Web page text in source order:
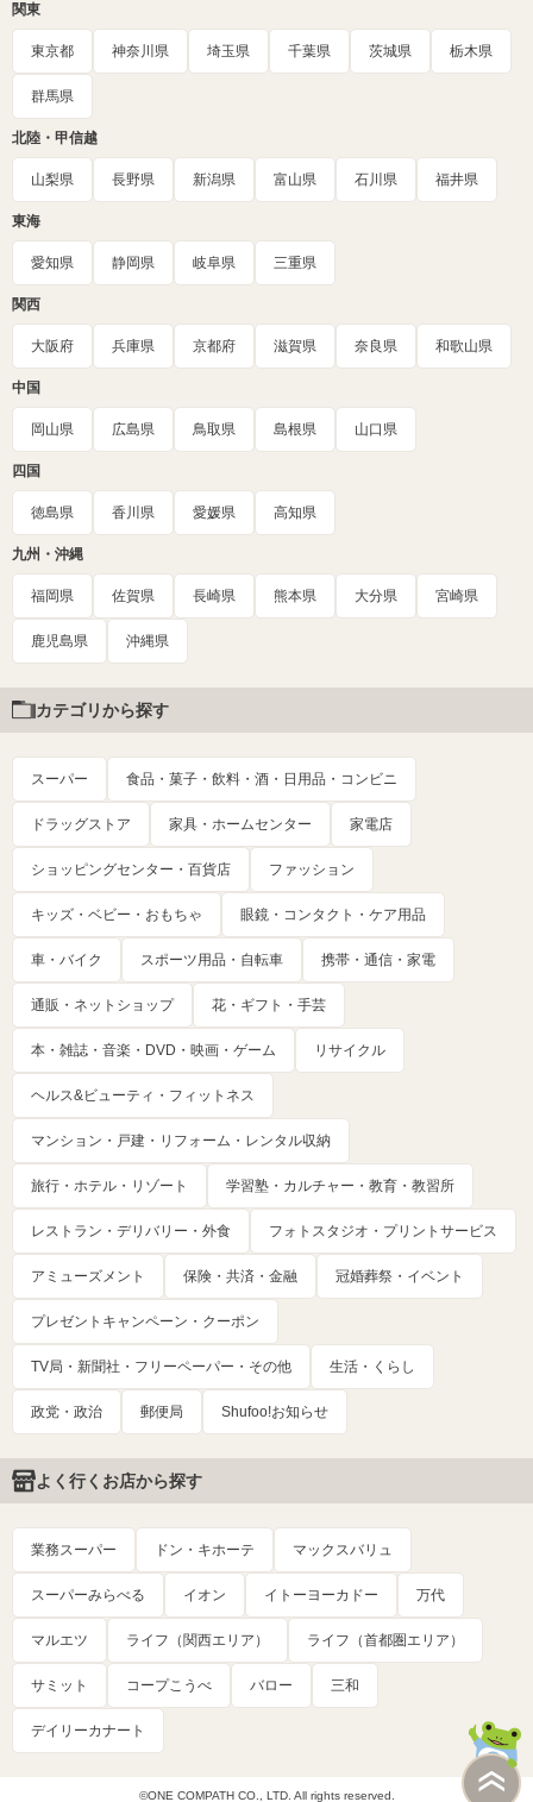
関東
東京都 神奈川県 埼玉県 千葉県 茨城県 栃木県
群馬県
北陸・甲信越
山梨県 長野県 新潟県 富山県 石川県 福井県
東海
愛知県 静岡県 岐阜県 三重県
関西
大阪府 兵庫県 京都府 滋賀県 奈良県 和歌山県
中国
岡山県 広島県 鳥取県 島根県 山口県
四国
徳島県 香川県 愛媛県 高知県
九州・沖縄
福岡県 佐賀県 長崎県 熊本県 大分県 宮崎県
鹿児島県 沖縄県
カテゴリから探す
スーパー 食品・菓子・飲料・酒・日用品・コンビニ
ドラッグストア 家具・ホームセンター 家電店
ショッピングセンター・百貨店 ファッション
キッズ・ベビー・おもちゃ 眼鏡・コンタクト・ケア用品
車・バイク スポーツ用品・自転車 携帯・通信・家電
通販・ネットショップ 花・ギフト・手芸
本・雑誌・音楽・DVD・映画・ゲーム リサイクル
ヘルス&ビューティ・フィットネス
マンション・戸建・リフォーム・レンタル収納
旅行・ホテル・リゾート 学習塾・カルチャー・教育・教習所
レストラン・デリバリー・外食 フォトスタジオ・プリントサービス
アミューズメント 保険・共済・金融 冠婚葬祭・イベント
プレゼントキャンペーン・クーポン
TV局・新聞社・フリーペーパー・その他 生活・くらし
政党・政治 郵便局 Shufoo!お知らせ
よく行くお店から探す
業務スーパー ドン・キホーテ マックスバリュ
スーパーみらべる イオン イトーヨーカドー 万代
マルエツ ライフ（関西エリア） ライフ（首都圏エリア）
サミット コープこうべ バロー 三和
デイリーカナート
©ONE COMPATH CO., LTD. All rights reserved.